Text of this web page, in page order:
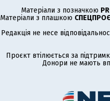
Матеріали з позначкою
Матеріали з плашкою
Редакція не несе
Проєкт втілюється за
Донори не мають